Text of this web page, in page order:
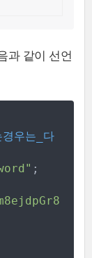
과 같이 선언
우는_다
" ;